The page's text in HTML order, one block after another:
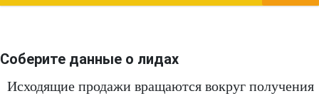
Соберите данные о лидах
Исходящие продажи вращаются вокруг получения